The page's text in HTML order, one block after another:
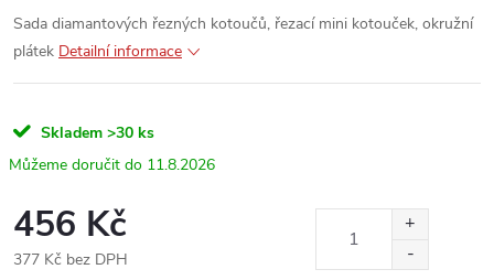
Sada diamantových řezných kotoučů, řezací mini kotouček, okružní
plátek Detailní informace
Skladem >30 ks
11.8.2026
456 Kč
377 Kč bez DPH